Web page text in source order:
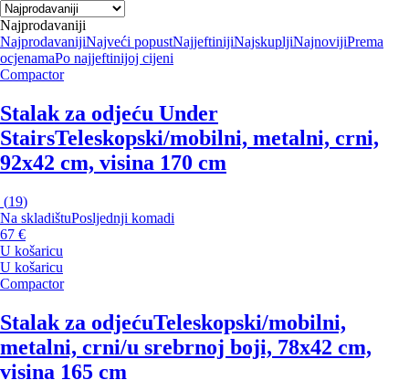
Najprodavaniji
NajprodavanijiNajveći popustNajjeftinijiNajskupljiNajnovijiPrema
ocjenamaPo najjeftinijoj cijeni
Compactor
Stalak za odjeću Under
StairsTeleskopski/mobilni, metalni, crni,
92x42 cm, visina 170 cm
(19)
Na skladištuPosljednji komadi
67 €
U košaricu
U košaricu
Compactor
Stalak za odjećuTeleskopski/mobilni,
metalni, crni/u srebrnoj boji, 78x42 cm,
visina 165 cm